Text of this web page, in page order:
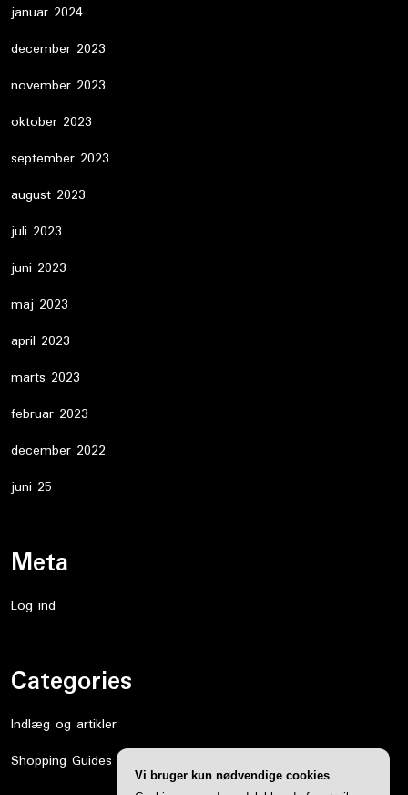
januar 2024
december 2023
november 2023
oktober 2023
september 2023
august 2023
juli 2023
juni 2023
maj 2023
april 2023
marts 2023
februar 2023
december 2022
juni 25
Meta
Log ind
Categories
Indlæg og artikler
Shopping Guides
Vi bruger kun nødvendige cookies